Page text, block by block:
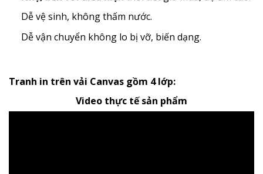
Dễ vệ sinh, không thấm nước.
Dễ vận chuyển không lo bị vỡ, biến dạng.
Tranh in trên vải Canvas gồm 4 lớp:
Video thực tế sản phẩm